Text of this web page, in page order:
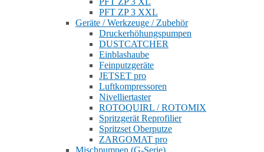
PFT ZP 3 XXL
Geräte / Werkzeuge / Zubehör
Druckerhöhungspumpen
DUSTCATCHER
Einblashaube
Feinputzgeräte
JETSET pro
Luftkompressoren
Nivelliertaster
ROTOQUIRL / ROTOMIX
Spritzgerät Reprofilier
Spritzset Oberputze
ZARGOMAT pro
Mischpumpen (G-Serie)